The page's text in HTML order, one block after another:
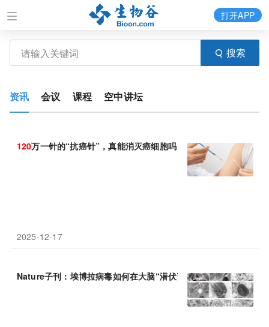
搜索
打开APP
资讯 会议 课程 空中讲坛
120万一针的“抗癌针”，真能消灭癌细胞吗？
2025-12-17
Nature子刊：埃博拉病毒如何在大脑“潜伏” 120天？脑类器官破解